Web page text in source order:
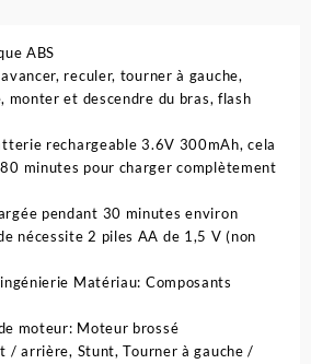
ABS
reculer, tourner à gauche,
monter et descendre du bras, flash
rechargeable 3.6V 300mAh, cela
minutes pour charger complètement
pendant 30 minutes environ
nécessite 2 piles AA de 1,5 V (non
Matériau: Composants
moteur: Moteur brossé
/ arrière, Stunt, Tourner à gauche /